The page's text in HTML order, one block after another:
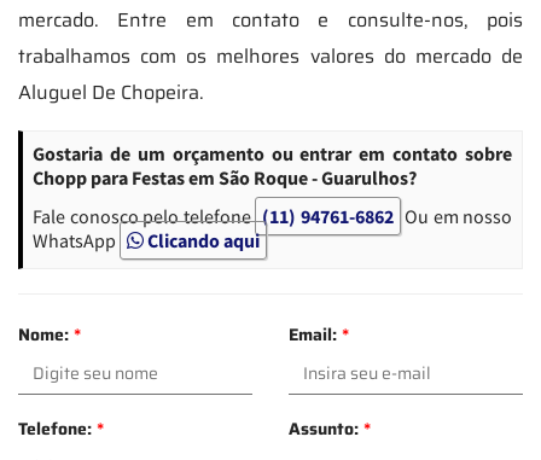
mercado. Entre em contato e consulte-nos, pois
trabalhamos com os melhores valores do mercado de
Aluguel De Chopeira.
Gostaria de um orçamento ou entrar em contato sobre
Chopp para Festas em São Roque - Guarulhos?
Fale conosco pelo telefone (11) 94761-6862 Ou em nosso
WhatsApp
Clicando aqui
Nome:* Email:*
Telefone:* Assunto:*